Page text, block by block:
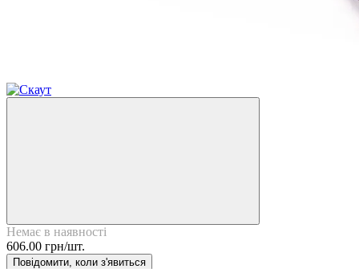
Немає в наявності
606.00 грн/шт.
Повідомити, коли з'явиться